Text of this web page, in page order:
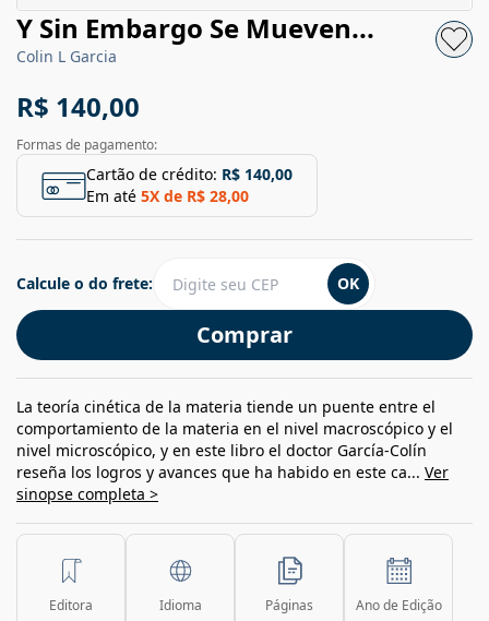
Y Sin Embargo Se Mueven...
Colin L Garcia
R$ 140,00
Formas de pagamento:
Cartão de crédito: R$ 140,00
Em até 5X de R$ 28,00
Comprar
Calcule o do frete: OK
La teoría cinética de la materia tiende un puente entre el
comportamiento de la materia en el nivel macroscópico y el
nivel microscópico, y en este libro el doctor García-Colín
reseña los logros y avances que ha habido en este ca... Ver
sinopse completa >
Editora Idioma Páginas Ano de Edição